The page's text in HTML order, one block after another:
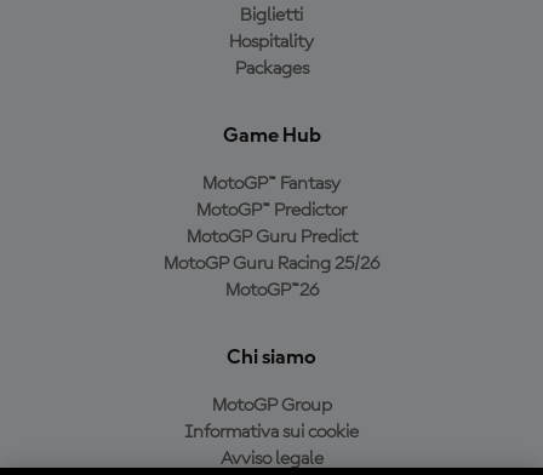
Biglietti
Hospitality
Packages
Game Hub
MotoGP™ Fantasy
MotoGP™ Predictor
MotoGP Guru Predict
MotoGP Guru Racing 25/26
MotoGP™26
Chi siamo
MotoGP Group
Informativa sui cookie
Avviso legale